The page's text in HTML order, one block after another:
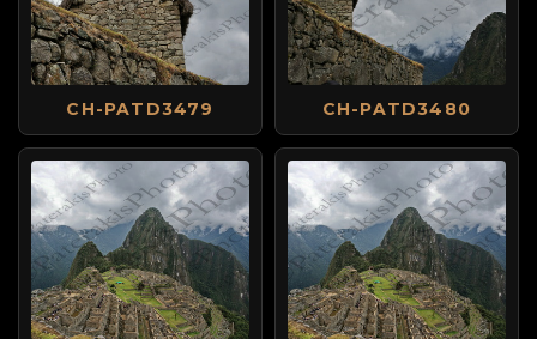
CH-PATD3479 CH-PATD3480